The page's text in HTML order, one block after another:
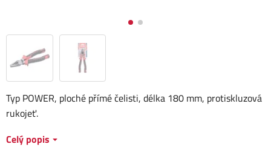
Typ POWER, ploché přímé čelisti, délka 180 mm, protiskluzová
rukojeť.
Celý popis